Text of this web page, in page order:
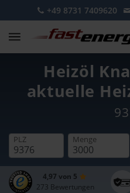
+49 8731 7409620
Heizöl
aktuelle
PLZ Menge
4,97 von 5
273 Bewertungen